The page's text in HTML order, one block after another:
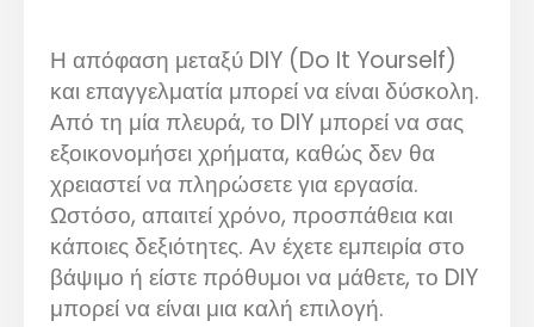
Η απόφαση μεταξύ DIY (Do It Yourself)
και επαγγελματία μπορεί να είναι δύσκολη.
Από τη μία πλευρά, το DIY μπορεί να σας
εξοικονομήσει χρήματα, καθώς δεν θα
χρειαστεί να πληρώσετε για εργασία.
Ωστόσο, απαιτεί χρόνο, προσπάθεια και
κάποιες δεξιότητες. Αν έχετε εμπειρία στο
βάψιμο ή είστε πρόθυμοι να μάθετε, το DIY
μπορεί να είναι μια καλή επιλογή.